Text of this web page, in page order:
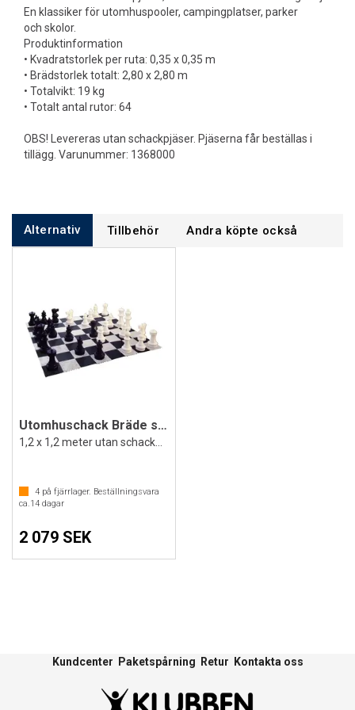
En klassiker för utomhuspooler, campingplatser, parker
och skolor.
Produktinformation
• Kvadratstorlek per ruta: 0,35 x 0,35 m
• Brädstorlek totalt: 2,80 x 2,80 m
• Totalvikt: 19 kg
• Totalt antal rutor: 64
OBS! Levereras utan schackpjäser. Pjäserna får beställas i
tillägg. Varunummer: 1368000
Alternativ Tillbehör Andra köpte också
Utomhuschack Bräde stort
4 på fjärrlager. Beställningsvara
ca.14 dagar
2 079 SEK
Kundcenter Paketspårning Retur Kontakta oss